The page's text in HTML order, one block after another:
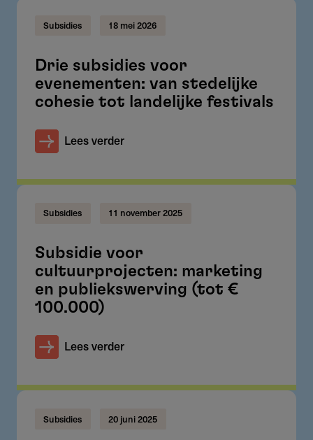
Subsidies 18 mei 2026
Drie subsidies voor
evenementen: van stedelijke
cohesie tot landelijke festivals
Lees verder
Subsidies 11 november 2025
Subsidie voor
cultuurprojecten: marketing
en publiekswerving (tot €
100.000)
Lees verder
Subsidies 20 juni 2025